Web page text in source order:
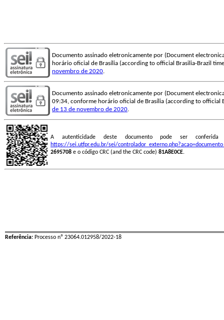
Documento assinado eletronicamente por (Document
horário oficial de Brasília (according to official Brasilia-Brazil
novembro de 2020.
Documento assinado eletronicamente por (Document
09:34, conforme horário oficial de Brasília (according to official
de 13 de novembro de 2020.
A autenticidade deste documento pode ser
https://sei.utfpr.edu.br/sei/
2695708 e o código CRC (and the CRC code) 81A8E0CE.
Referência: Processo nº 23064.012958/2022-18